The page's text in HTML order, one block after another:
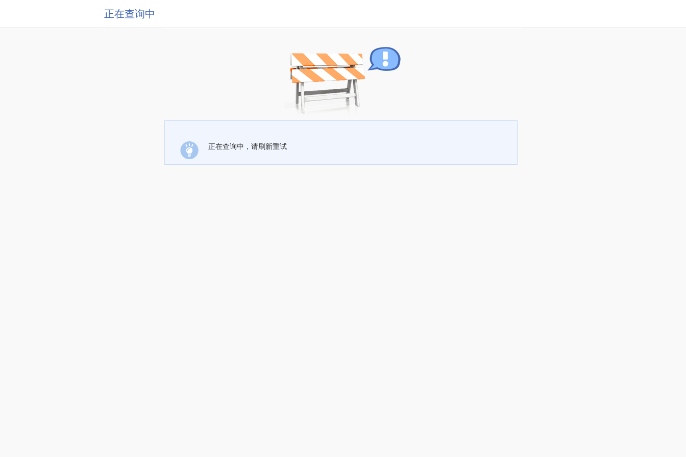
正在查询中
正在查询中，请刷新重试